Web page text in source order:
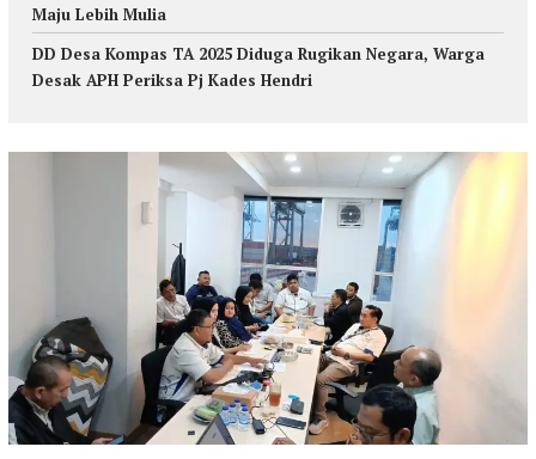
Maju Lebih Mulia
DD Desa Kompas TA 2025 Diduga Rugikan Negara, Warga
Desak APH Periksa Pj Kades Hendri